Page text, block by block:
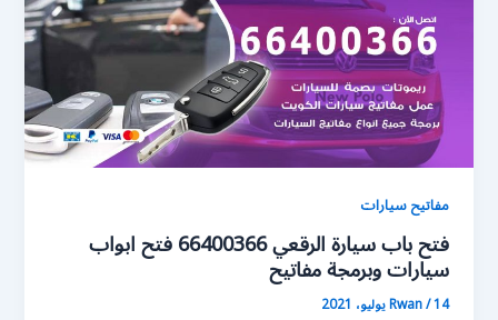
مفاتيح سيارات
فتح باب سيارة الرقعي 66400366 فتح ابواب
سيارات وبرمجة مفاتيح
Rwan/14 يوليو، 2021